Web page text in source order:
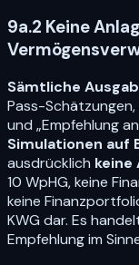
9a.2 Keine
Sämtliche
Pass-
und „Empfehlung
Simulationen auf
ausdrücklich keine
10 WpHG, keine
keine
KWG dar. Es
Empfehlung im